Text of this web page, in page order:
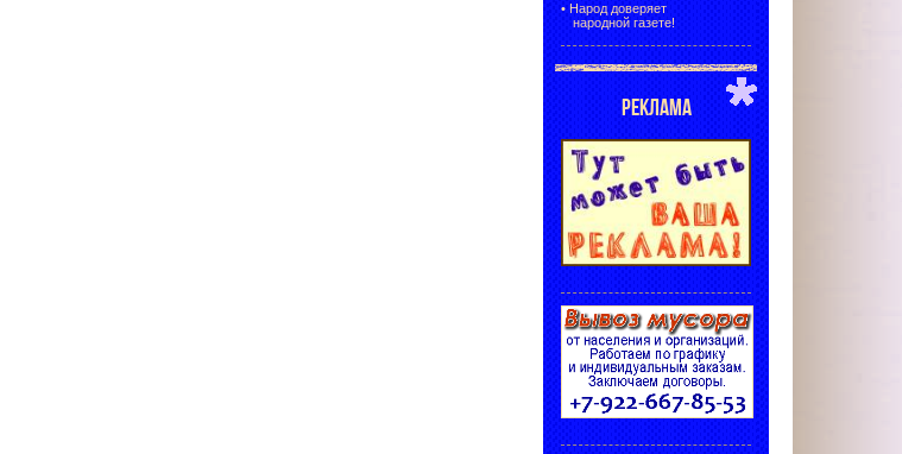
• Народ доверяет
народной газете!
РЕКЛАМА